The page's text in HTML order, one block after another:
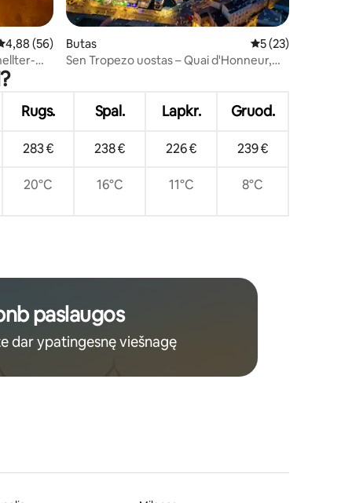
įvertinimas: 4,88 iš 5, atsiliepimų: 56
4,88 (56)
Butas Vidutinis
5 (23)
Sen Tropezo uostas – Quai d'Honneur,
Rugs. Spal. Lapkr. Gruod.
283 € 238 € 226 € 239 €
20°C 16°C 11°C 8°C
paslaugos
dar ypatingesnę viešnagę